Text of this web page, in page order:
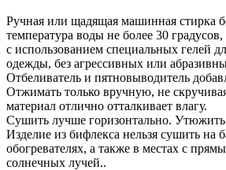
Ручная или щадящая машинная стирка
температура воды не более 30 градусов,
с использованием специальных гелей
одежды, без агрессивных или
Отбеливатель и пятновыводитель
Отжимать только вручную, не
материал отлично отталкивает влагу.
Сушить лучше горизонтально. Утюжить
Изделие из бифлекса нельзя сушить на
обогревателях, а также в местах с
солнечных лучей..